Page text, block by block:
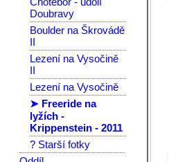
Doubravy
Boulder na Škrovádě
II
Lezení na Vysočině
II
Lezení na Vysočině
➤ Freeride na
lyžích -
Krippenstein - 2011
? Starší fotky